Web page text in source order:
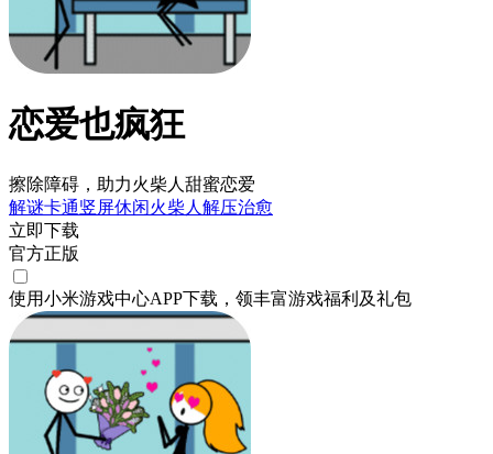
恋爱也疯狂
擦除障碍，助力火柴人甜蜜恋爱
解谜卡通竖屏休闲火柴人 解压治愈
立即下载
官方正版
使用小米游戏中心APP下载 ，领丰富游戏福利 及礼包